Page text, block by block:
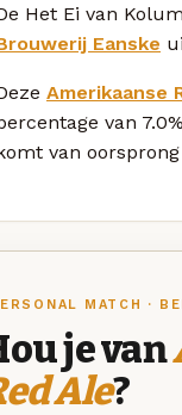
Het Ei van
Eanske
Amerikaanse
van
van
MATCH ·
je van
Ale?